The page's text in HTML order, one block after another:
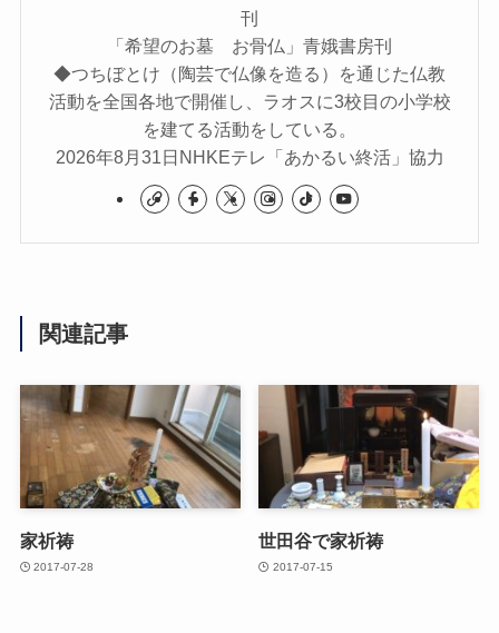
刊
「希望のお墓 お骨仏」青娥書房刊
◆つちぼとけ（陶芸で仏像を造る）を通じた仏教
活動を全国各地で開催し、ラオスに3校目の小学校
を建てる活動をしている。
2026年8月31日NHKEテレ「あかるい終活」協力
関連記事
家祈祷
2017-07-28
世田谷で家祈祷
2017-07-15